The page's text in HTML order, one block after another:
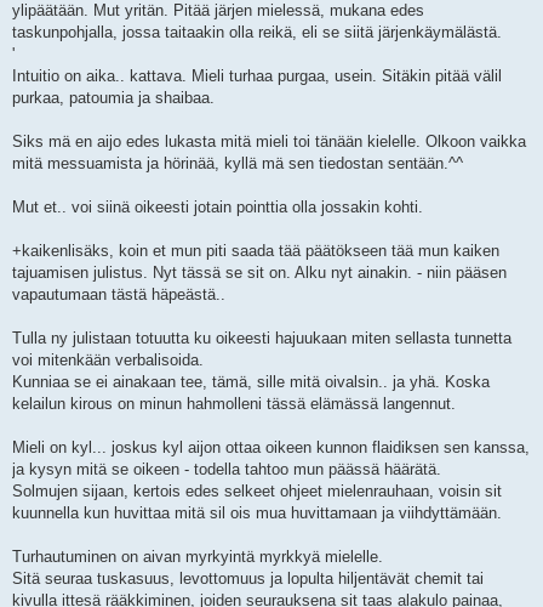
ylipäätään. Mut yritän. Pitää järjen mielessä, mukana edes
taskunpohjalla, jossa taitaakin olla reikä, eli se siitä järjenkäymälästä.
'
Intuitio on aika.. kattava. Mieli turhaa purgaa, usein. Sitäkin pitää välil
purkaa, patoumia ja shaibaa.
Siks mä en aijo edes lukasta mitä mieli toi tänään kielelle. Olkoon vaikka
mitä messuamista ja hörinää, kyllä mä sen tiedostan sentään.^^
Mut et.. voi siinä oikeesti jotain pointtia olla jossakin kohti.
+kaikenlisäks, koin et mun piti saada tää päätökseen tää mun kaiken
tajuamisen julistus. Nyt tässä se sit on. Alku nyt ainakin. - niin pääsen
vapautumaan tästä häpeästä..
Tulla ny julistaan totuutta ku oikeesti hajuukaan miten sellasta tunnetta
voi mitenkään verbalisoida.
Kunniaa se ei ainakaan tee, tämä, sille mitä oivalsin.. ja yhä. Koska
kelailun kirous on minun hahmolleni tässä elämässä langennut.
Mieli on kyl... joskus kyl aijon ottaa oikeen kunnon flaidiksen sen kanssa,
ja kysyn mitä se oikeen - todella tahtoo mun päässä häärätä.
Solmujen sijaan, kertois edes selkeet ohjeet mielenrauhaan, voisin sit
kuunnella kun huvittaa mitä sil ois mua huvittamaan ja viihdyttämään.
Turhautuminen on aivan myrkyintä myrkkyä mielelle.
Sitä seuraa tuskasuus, levottomuus ja lopulta hiljentävät chemit tai
kivulla ittesä rääkkiminen, joiden seurauksena sit taas alakulo painaa,